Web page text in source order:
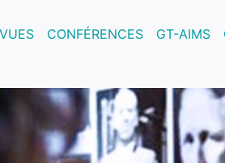
CONFÉRENCES GT-AIMS